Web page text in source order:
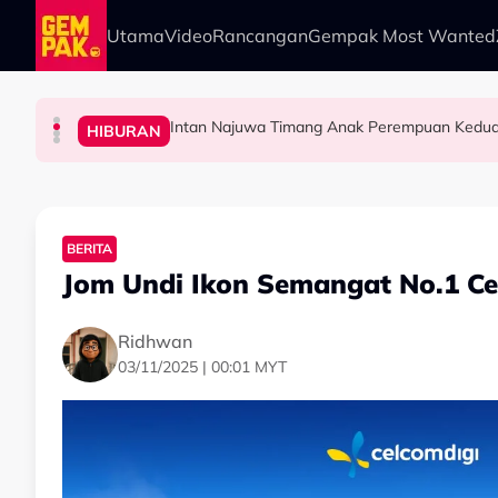
Skip to main content
UtamaVideoRancanganGempak Most Wanted
SELEBRITI Bukan Penyanyi Ego, Adzrin Adzhar 'Back-
HIBURAN Intan Najuwa Timang Anak Perempuan
SELEBRITI "Aku Ada Kisah Yang Satu Malaysia Pernah
HIBURAN Mahu Bantu Ribuan Pencinta Ilmu Setiap
BERITA
Jom Undi Ikon Semangat No.1
Ridhwan
03/11/2025 | 00:01 MYT